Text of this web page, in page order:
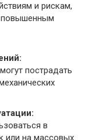
и рискам,
пострадать
в
или на массовых